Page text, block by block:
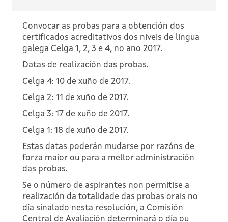
Convocar as probas para a obtención dos
certificados acreditativos dos niveis de lingua
galega Celga 1, 2, 3 e 4, no ano 2017.
Datas de realización das probas.
Celga 4: 10 de xuño de 2017.
Celga 2: 11 de xuño de 2017.
Celga 3: 17 de xuño de 2017.
Celga 1: 18 de xuño de 2017.
Estas datas poderán mudarse por razóns de
forza maior ou para a mellor administración
das probas.
Se o número de aspirantes non permitise a
realización da totalidade das probas orais no
día sinalado nesta resolución, a Comisión
Central de Avaliación determinará o día ou